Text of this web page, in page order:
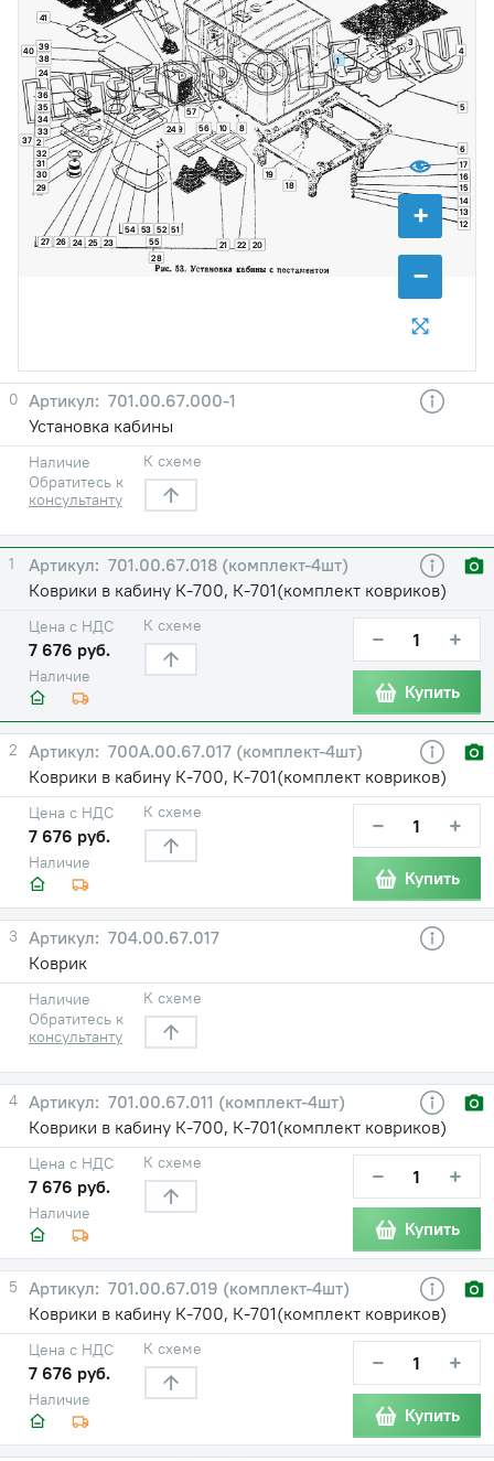
+
−
1
2
3
4
5
6
8
9 10
12
13
14
15
16
17
18
19
20
21 22
23
24
24
24
25
26
27
28
29
30
31
32
33
34
35
36
37
38
39
40
41
51
52
53
54
55
56
57
0
701.00.67.000-1
Установка кабины
Наличие
Обратитесь к
консультанту
К схеме
1
701.00.67.018 (комплект-4шт)
Коврики в кабину К-700, К-701(комплект ковриков)
Наличие
Цена с НДС
7 676 руб.
К схеме − +
Купить
2
700А.00.67.017 (комплект-4шт)
Коврики в кабину К-700, К-701(комплект ковриков)
Наличие
Цена с НДС
7 676 руб.
К схеме − +
Купить
3
704.00.67.017
Коврик
Наличие
Обратитесь к
консультанту
К схеме
4
701.00.67.011 (комплект-4шт)
Коврики в кабину К-700, К-701(комплект ковриков)
Наличие
Цена с НДС
7 676 руб.
К схеме − +
Купить
5
701.00.67.019 (комплект-4шт)
Коврики в кабину К-700, К-701(комплект ковриков)
Наличие
Цена с НДС
7 676 руб.
К схеме − +
Купить